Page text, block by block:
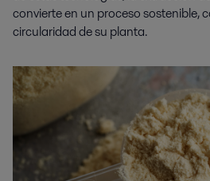
convierte en un proceso sostenible,
circularidad de su planta.